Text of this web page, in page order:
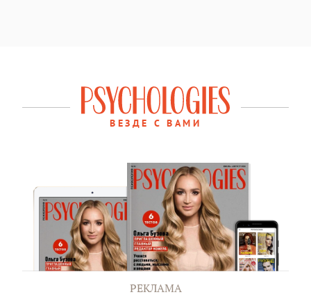
ВЕЗДЕ С ВАМИ
РЕКЛАМА